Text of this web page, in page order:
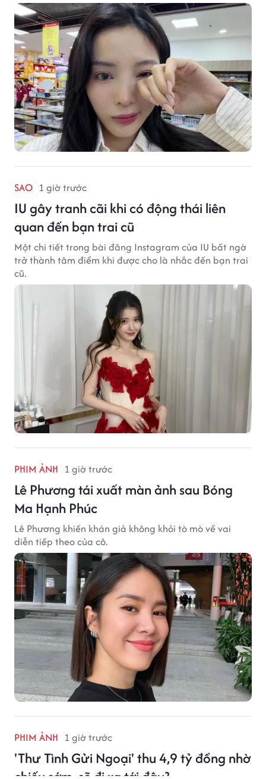
SAO 1 giờ trước
IU gây tranh cãi khi có động thái liên
quan đến bạn trai cũ
Một chi tiết trong bài đăng Instagram của IU bất ngờ
trở thành tâm điểm khi được cho là nhắc đến bạn trai
cũ.
PHIM ẢNH 1 giờ trước
Lê Phương tái xuất màn ảnh sau Bóng
Ma Hạnh Phúc
Lê Phương khiến khán giả không khỏi tò mò về vai
diễn tiếp theo của cô.
PHIM ẢNH 1 giờ trước
'Thư Tình Gửi Ngoại' thu 4,9 tỷ đồng nhờ